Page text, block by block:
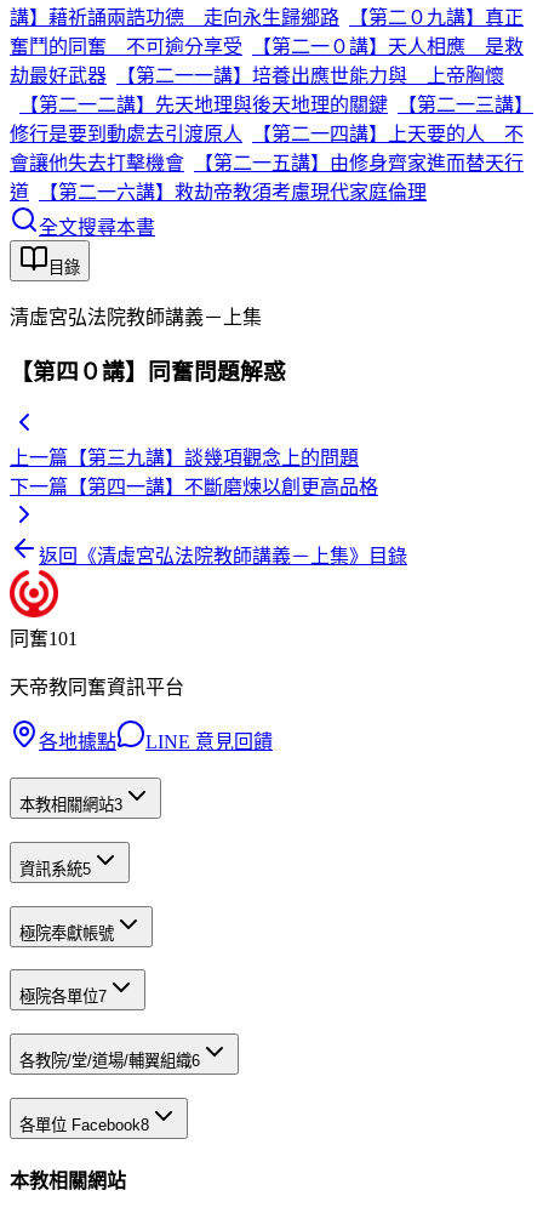
講】藉祈誦兩誥功德 走向永生歸鄉路
【第二０九講】真正
奮鬥的同奮 不可逾分享受
【第二一０講】天人相應 是救
劫最好武器
【第二一一講】培養出應世能力與 上帝胸懷
【第二一二講】先天地理與後天地理的關鍵
【第二一三講】
修行是要到動處去引渡原人
【第二一四講】上天要的人 不
會讓他失去打擊機會
【第二一五講】由修身齊家進而替天行
道
【第二一六講】救劫帝教須考慮現代家庭倫理
全文搜尋本書
目錄
清虛宮弘法院教師講義－上集
【第四０講】同奮問題解惑
上一篇 【第三九講】談幾項觀念上的問題
下一篇 【第四一講】不斷磨煉以創更高品格
返回《清虛宮弘法院教師講義－上集》目錄
同奮101
天帝教同奮資訊平台
各地據點 LINE 意見回饋
本教相關網站3
資訊系統5
極院奉獻帳號
極院各單位7
各教院/堂/道場/輔翼組織6
各單位 Facebook8
本教相關網站